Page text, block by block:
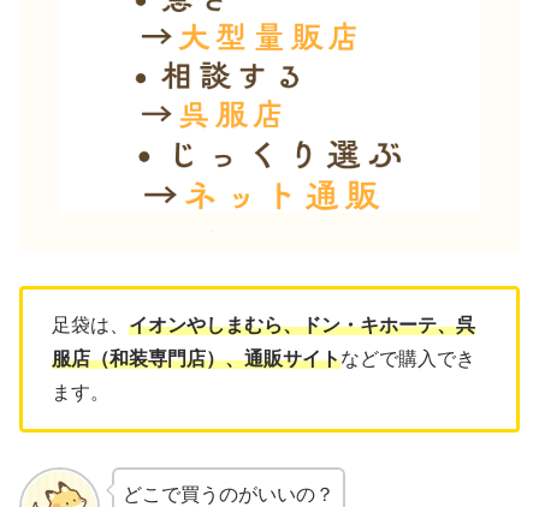
足袋は、 イオンやしまむら、ドン・キホーテ、呉
服店（和装専門店）、通販サイトなどで購入でき
ます。
どこで買うのがいいの？